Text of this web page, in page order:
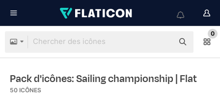
0
Pack d'icônes: Sailing championship | Flat
50 ICÔNES